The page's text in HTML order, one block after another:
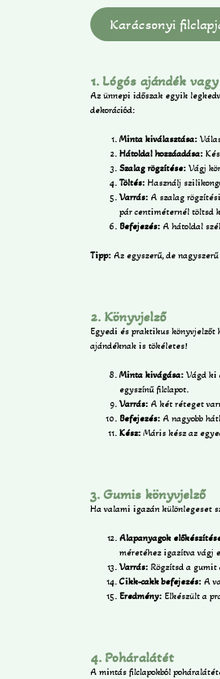
Karácsonyi
1. Lógós ajándék
Az ünnepi időszak egyik
dekorációd:
Minta kiválasztása:
Hátoldal hozzáadása:
Szalag rögzítése: Vágj
Töltés: Használj
Varrás: A szalag
pár centiméternél töltsd
Befejezés: A hátoldal
Tipp: Az egyszerű, de
2. Könyvjelző
Egyedi és praktikus könyvjelzőt
ajándéknak is tökéletes!
Minta kivágása: Vágd ki
egyszínű filclapot.
Varrás: A két réteget
Befejezés: A nagyobb
Kész: Máris kész az
3. Gumis könyvjelző
Ha valami igazán különlegeset
Alapanyagok
méretéhez igazítva vágj
Varrás: Rögzítsd a gumit
Cikk-cakk befejezés: A
Eredmény: Elkészült a
4. Poháralátét
A mintás filclapokból